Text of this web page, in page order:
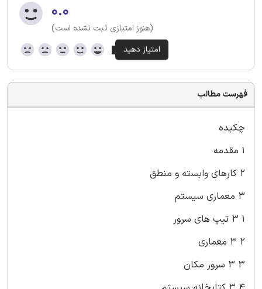
۰.۰
(هنوز امتیازی ثبت نشده است)
فهرست مطالب
چکیده
۱ مقدمه
۲ کارهای وابسته و منطق
۳ معماری سیستم
۱ ۳ تیپ های سرور
۲ ۳ معماری
۳ ۳ سرور مکان